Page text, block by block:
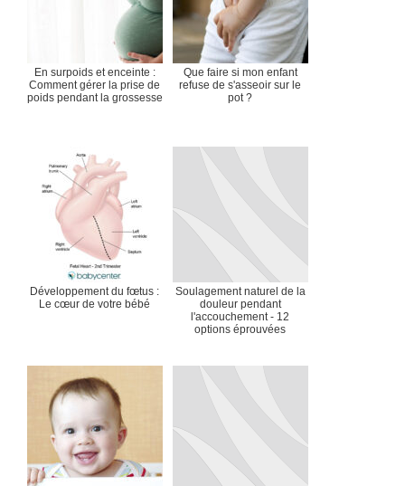
En surpoids et enceinte :
Comment gérer la prise de
poids pendant la grossesse
Que faire si mon enfant
refuse de s'asseoir sur le
pot ?
Développement du fœtus :
Le cœur de votre bébé
Soulagement naturel de la
douleur pendant
l'accouchement - 12
options éprouvées